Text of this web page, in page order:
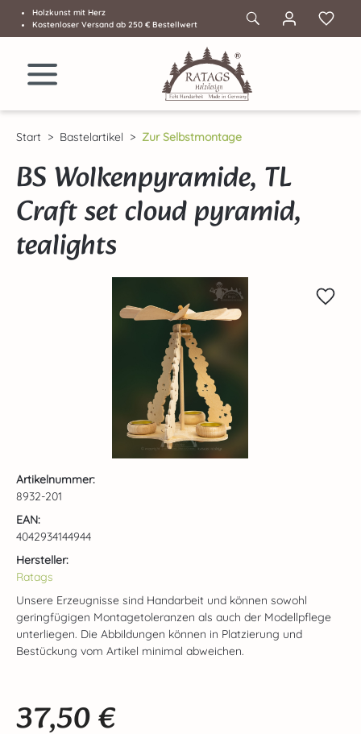
Zum Hauptinhalt springen
Holzkunst mit Herz
Kostenloser Versand ab 250 € Bestellwert
Start Bastelartikel Zur Selbstmontage
BS Wolkenpyramide, TL
Craft set cloud pyramid,
tealights
Artikelnummer:
8932-201
EAN:
4042934144944
Hersteller:
Ratags
Unsere Erzeugnisse sind Handarbeit und können sowohl
geringfügigen Montagetoleranzen als auch der Modellpflege
unterliegen. Die Abbildungen können in Platzierung und
Bestückung vom Artikel minimal abweichen.
Regulärer Preis:
37,50 €